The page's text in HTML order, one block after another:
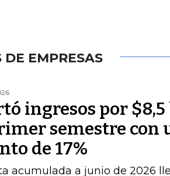
DE EMPRESAS
ingresos por
semestre con
de 17%
acumulada a junio de 2026